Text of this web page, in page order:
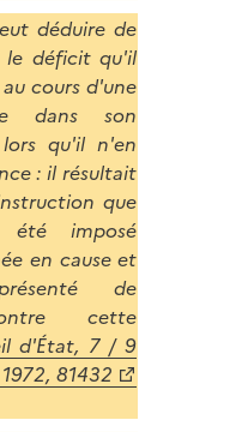
déduire de
le déficit qu'il
cours d'une
dans son
qu'il n'en
: il résultait
que
été imposé
en cause et
de
cette
d'État, 7 / 9
81432